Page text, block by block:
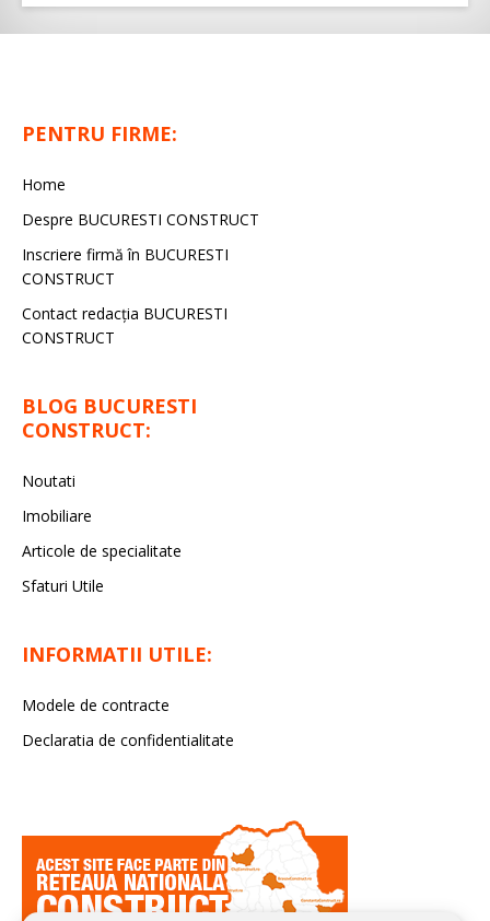
PENTRU FIRME:
Home
Despre BUCURESTI CONSTRUCT
Inscriere firmă în BUCURESTI
CONSTRUCT
Contact redacţia BUCURESTI
CONSTRUCT
BLOG BUCURESTI
CONSTRUCT:
Noutati
Imobiliare
Articole de specialitate
Sfaturi Utile
INFORMATII UTILE:
Modele de contracte
Declaratia de confidentialitate